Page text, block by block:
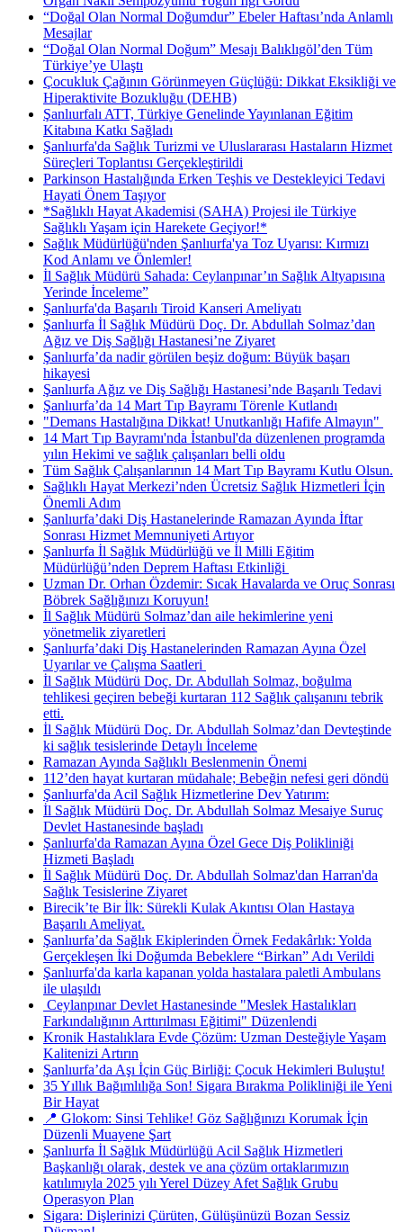
“Doğal Olan Normal Doğumdur” Ebeler Haftası’nda Anlamlı
Mesajlar
“Doğal Olan Normal Doğum” Mesajı Balıklıgöl’den Tüm
Türkiye’ye Ulaştı
Çocukluk Çağının Görünmeyen Güçlüğü: Dikkat Eksikliği ve
Hiperaktivite Bozukluğu (DEHB)
Şanlıurfalı ATT, Türkiye Genelinde Yayınlanan Eğitim
Kitabına Katkı Sağladı
Şanlıurfa'da Sağlık Turizmi ve Uluslararası Hastaların Hizmet
Süreçleri Toplantısı Gerçekleştirildi
Parkinson Hastalığında Erken Teşhis ve Destekleyici Tedavi
Hayati Önem Taşıyor
*Sağlıklı Hayat Akademisi (SAHA) Projesi ile Türkiye
Sağlıklı Yaşam için Harekete Geçiyor!*
Sağlık Müdürlüğü'nden Şanlıurfa'ya Toz Uyarısı: Kırmızı
Kod Anlamı ve Önlemler!
İl Sağlık Müdürü Sahada: Ceylanpınar’ın Sağlık Altyapısına
Yerinde İnceleme”
Şanlıurfa'da Başarılı Tiroid Kanseri Ameliyatı
Şanlıurfa İl Sağlık Müdürü Doç. Dr. Abdullah Solmaz’dan
Ağız ve Diş Sağlığı Hastanesi’ne Ziyaret
Şanlıurfa’da nadir görülen beşiz doğum: Büyük başarı
hikayesi
Şanlıurfa Ağız ve Diş Sağlığı Hastanesi’nde Başarılı Tedavi
Şanlıurfa’da 14 Mart Tıp Bayramı Törenle Kutlandı
"Demans Hastalığına Dikkat! Unutkanlığı Hafife Almayın" ​
14 Mart Tıp Bayramı'nda İstanbul'da düzenlenen programda
yılın Hekimi ve sağlık çalışanları belli oldu
Tüm Sağlık Çalışanlarının 14 Mart Tıp Bayramı Kutlu Olsun.
Sağlıklı Hayat Merkezi’nden Ücretsiz Sağlık Hizmetleri İçin
Önemli Adım
Şanlıurfa’daki Diş Hastanelerinde Ramazan Ayında İftar
Sonrası Hizmet Memnuniyeti Artıyor
Şanlıurfa İl Sağlık Müdürlüğü ve İl Milli Eğitim
Müdürlüğü’nden Deprem Haftası Etkinliği ​
Uzman Dr. Orhan Özdemir: Sıcak Havalarda ve Oruç Sonrası
Böbrek Sağlığınızı Koruyun!
İl Sağlık Müdürü Solmaz’dan aile hekimlerine yeni
yönetmelik ziyaretleri
Şanlıurfa’daki Diş Hastanelerinden Ramazan Ayına Özel
Uyarılar ve Çalışma Saatleri ​
İl Sağlık Müdürü Doç. Dr. Abdullah Solmaz, boğulma
tehlikesi geçiren bebeği kurtaran 112 Sağlık çalışanını tebrik
etti.
İl Sağlık Müdürü Doç. Dr. Abdullah Solmaz’dan Devteştinde
ki sağlık tesislerinde Detaylı İnceleme
Ramazan Ayında Sağlıklı Beslenmenin Önemi
112’den hayat kurtaran müdahale; Bebeğin nefesi geri döndü
Şanlıurfa'da Acil Sağlık Hizmetlerine Dev Yatırım:
İl Sağlık Müdürü Doç. Dr. Abdullah Solmaz Mesaiye Suruç
Devlet Hastanesinde başladı
Şanlıurfa'da Ramazan Ayına Özel Gece Diş Polikliniği
Hizmeti Başladı
İl Sağlık Müdürü Doç. Dr. Abdullah Solmaz'dan Harran'da
Sağlık Tesislerine Ziyaret
Birecik’te Bir İlk: Sürekli Kulak Akıntısı Olan Hastaya
Başarılı Ameliyat.
Şanlıurfa’da Sağlık Ekiplerinden Örnek Fedakârlık: Yolda
Gerçekleşen İki Doğumda Bebeklere “Birkan” Adı Verildi
Şanlıurfa'da karla kapanan yolda hastalara paletli Ambulans
ile ulaşıldı
​ Ceylanpınar Devlet Hastanesinde "Meslek Hastalıkları
Farkındalığının Arttırılması Eğitimi" Düzenlendi
Kronik Hastalıklara Evde Çözüm: Uzman Desteğiyle Yaşam
Kalitenizi Artırın
Şanlıurfa’da Aşı İçin Güç Birliği: Çocuk Hekimleri Buluştu!
35 Yıllık Bağımlılığa Son! Sigara Bırakma Polikliniği ile Yeni
Bir Hayat
📍 Glokom: Sinsi Tehlike! Göz Sağlığınızı Korumak İçin
Düzenli Muayene Şart
Şanlıurfa İl Sağlık Müdürlüğü Acil Sağlık Hizmetleri
Başkanlığı olarak, destek ve ana çözüm ortaklarımızın
katılımıyla 2025 yılı Yerel Düzey Afet Sağlık Grubu
Operasyon Plan
Sigara: Dişlerinizi Çürüten, Gülüşünüzü Bozan Sessiz